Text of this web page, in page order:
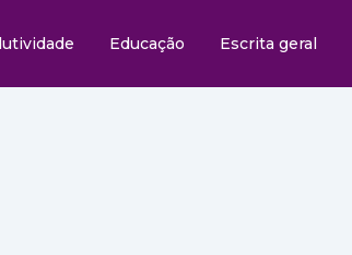
Educação Escrita geral